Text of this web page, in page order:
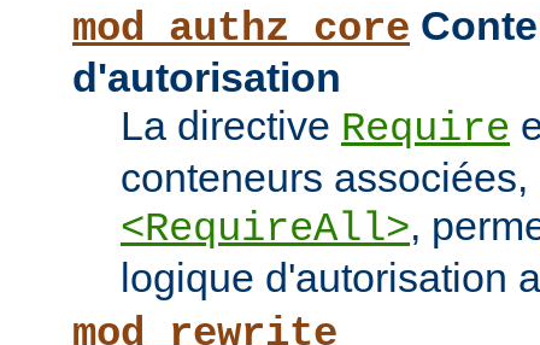
mod_authz_core
d'autorisation
La directive Require
conteneurs associées,
<RequireAll>,
logique d'autorisation
mod_rewrite